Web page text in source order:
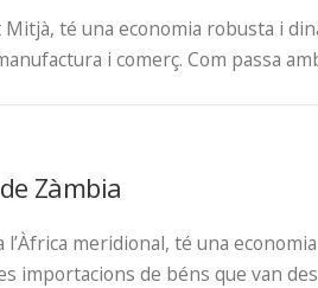
té una economia robusta i
i comerç. Com passa
Zàmbia
meridional, té una
importacions de béns que van